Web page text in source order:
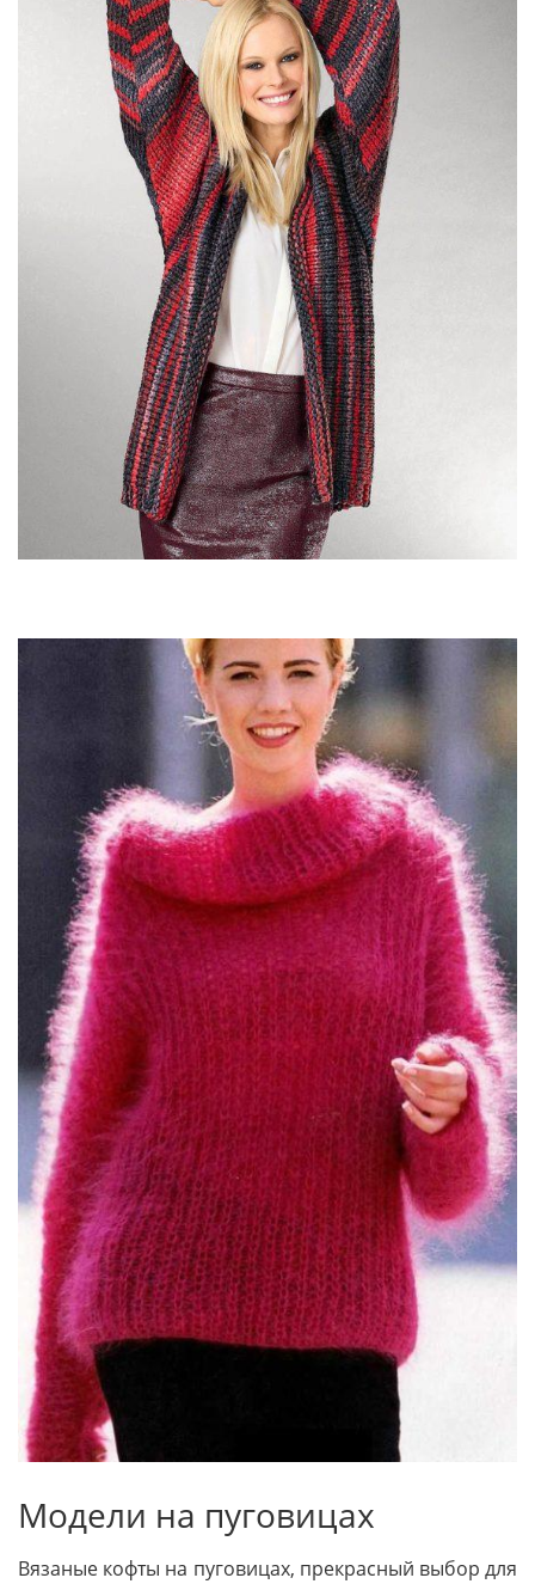
Модели на пуговицах
Вязаные кофты на пуговицах, прекрасный выбор для